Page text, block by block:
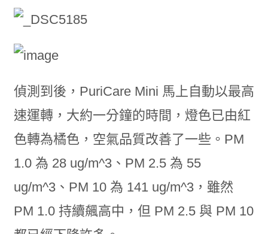
偵測到後，PuriCare Mini 馬上自動以最高
速運轉，大約一分鐘的時間，燈色已由紅
色轉為橘色，空氣品質改善了一些。PM
1.0 為 28 ug/m^3、PM 2.5 為 55
ug/m^3、PM 10 為 141 ug/m^3，雖然
PM 1.0 持續飆高中，但 PM 2.5 與 PM 10